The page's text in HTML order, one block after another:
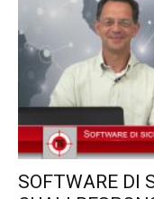
SOFTWARE DI